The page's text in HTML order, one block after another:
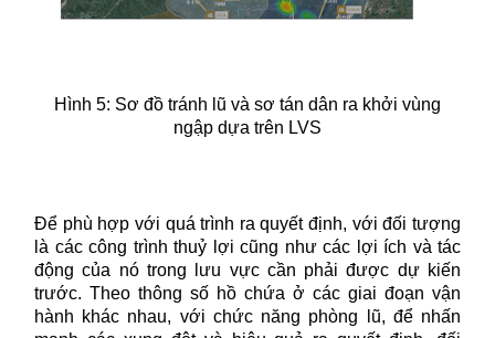
Hình 5: Sơ đồ tránh lũ và sơ tán dân ra khởi vùng
ngập dựa trên LVS
Để phù hợp với quá trình ra quyết định, với đối tượng
là các công trình thuỷ lợi cũng như các lợi ích và tác
động của nó trong lưu vực cần phải được dự kiến
trước. Theo thông số hồ chứa ở các giai đoạn vận
hành khác nhau, với chức năng phòng lũ, để nhấn